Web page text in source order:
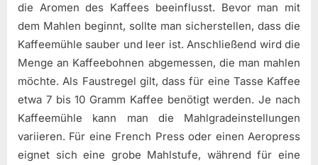
die Aromen des Kaffees beeinflusst. Bevor man mit
dem Mahlen beginnt, sollte man sicherstellen, dass die
Kaffeemühle sauber und leer ist. Anschließend wird die
Menge an Kaffeebohnen abgemessen, die man mahlen
möchte. Als Faustregel gilt, dass für eine Tasse Kaffee
etwa 7 bis 10 Gramm Kaffee benötigt werden. Je nach
Kaffeemühle kann man die Mahlgradeinstellungen
variieren. Für eine French Press oder einen Aeropress
eignet sich eine grobe Mahlstufe, während für eine